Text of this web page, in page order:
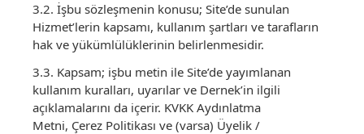
3.2. İşbu sözleşmenin konusu; Site’de sunulan
Hizmet’lerin kapsamı, kullanım şartları ve tarafların
hak ve yükümlülüklerinin belirlenmesidir.
3.3. Kapsam; işbu metin ile Site’de yayımlanan
kullanım kuralları, uyarılar ve Dernek’in ilgili
açıklamalarını da içerir. KVKK Aydınlatma
Metni, Çerez Politikası ve (varsa) Üyelik /